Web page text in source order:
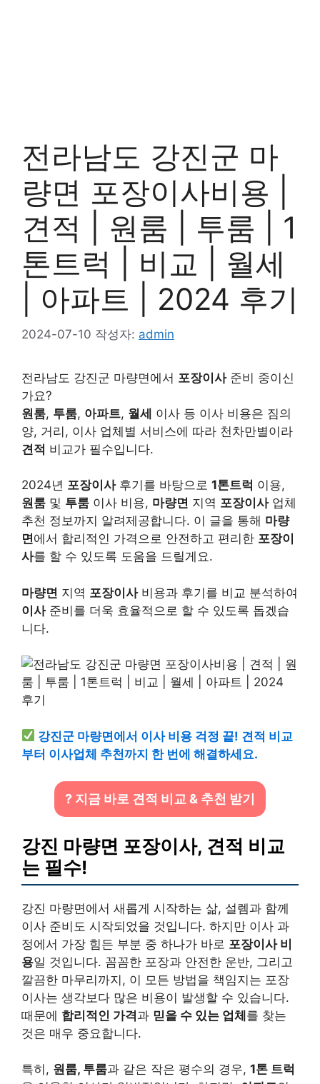
전라남도 강진군 마
량면 포장이사비용 |
견적 | 원룸 | 투룸 | 1
톤트럭 | 비교 | 월세
| 아파트 | 2024 후기
2024-07-10 작성자: admin
전라남도 강진군 마량면에서 포장이사준비 중이신
가요?
원룸, 투룸, 아파트, 월세 이사 등 이사 비용은 짐의
양, 거리, 이사 업체별 서비스에 따라 천차만별이라
견적 비교가 필수입니다.
2024년 포장이사후기를 바탕으로 1톤트럭 이용,
원룸 및 투룸 이사 비용, 마량면 지역 포장이사업체
추천 정보까지 알려제공합니다. 이 글을 통해 마량
면에서 합리적인 가격으로 안전하고 편리한 포장이
사를 할 수 있도록 도움을 드릴게요.
마량면 지역 포장이사비용과 후기를 비교 분석하여
이사준비를 더욱 효율적으로 할 수 있도록 돕겠습
니다.
강진군 마량면에서 이사 비용 걱정 끝! 견적 비교
부터 이사업체 추천까지 한 번에 해결하세요.
? 지금 바로 견적 비교 & 추천 받기
강진 마량면 포장이사, 견적 비교
는 필수!
강진 마량면에서 새롭게 시작하는 삶, 설렘과 함께
이사 준비도 시작되었을 것입니다. 하지만 이사 과
정에서 가장 힘든 부분 중 하나가 바로 포장이사 비
용일 것입니다. 꼼꼼한 포장과 안전한 운반, 그리고
깔끔한 마무리까지, 이 모든 방법을 책임지는 포장
이사는 생각보다 많은 비용이 발생할 수 있습니다.
때문에 합리적인 가격과 믿을 수 있는 업체를 찾는
것은 매우 중요합니다.
특히, 원룸, 투룸과 같은 작은 평수의 경우, 1톤 트럭